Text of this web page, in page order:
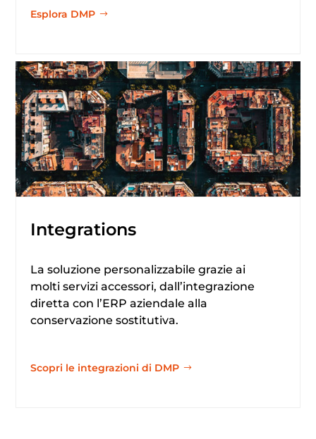
Esplora DMP
Integrations
La soluzione personalizzabile grazie ai
molti servizi accessori, dall’integrazione
diretta con l’ERP aziendale alla
conservazione sostitutiva.
Scopri le integrazioni di DMP